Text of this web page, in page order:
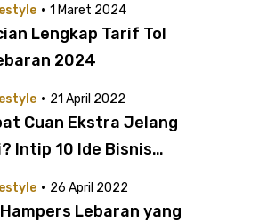
· 1 Maret 2024
Lengkap Tarif Tol
2024
· 21 April 2022
Cuan Ekstra Jelang
Intip 10 Ide Bisnis
· 26 April 2022
Lebaran yang